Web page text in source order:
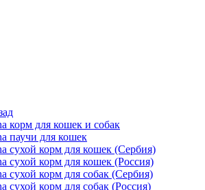
корм для кошек и собак
паучи для кошек
сухой корм для кошек (Сербия)
сухой корм для кошек (Россия)
сухой корм для собак (Сербия)
сухой корм для собак (Россия)